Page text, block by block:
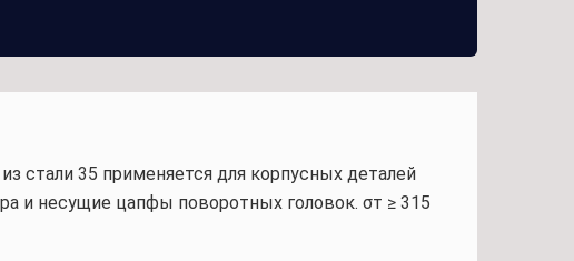
стали 35 применяется для корпусных деталей
и несущие цапфы поворотных головок. σт ≥ 315